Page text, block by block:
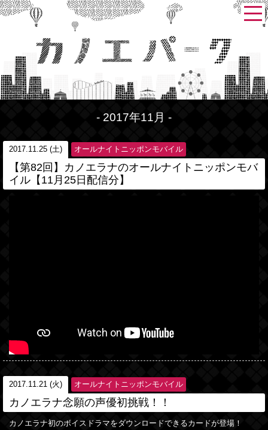
- 2017年11月 -
2017.11.25 (土) オールナイトニッポンモバイル
【第82回】カノエラナのオールナイトニッポンモバ
イル【11月25日配信分】
2017.11.21 (火) オールナイトニッポンモバイル
カノエラナ念願の声優初挑戦！！
カノエラナ初のボイスドラマをダウンロードできるカードが登場！